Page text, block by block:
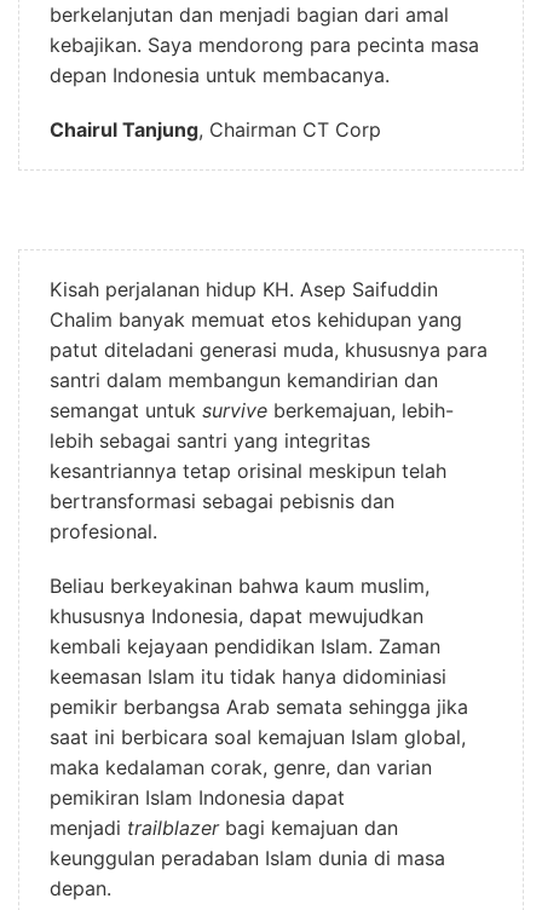
berkelanjutan dan menjadi bagian dari amal
kebajikan. Saya mendorong para pecinta masa
depan Indonesia untuk membacanya.
Chairul Tanjung, Chairman CT Corp
Kisah perjalanan hidup KH. Asep Saifuddin
Chalim banyak memuat etos kehidupan yang
patut diteladani generasi muda, khususnya para
santri dalam membangun kemandirian dan
semangat untuk survive berkemajuan, lebih-
lebih sebagai santri yang integritas
kesantriannya tetap orisinal meskipun telah
bertransformasi sebagai pebisnis dan
profesional.
Beliau berkeyakinan bahwa kaum muslim,
khususnya Indonesia, dapat mewujudkan
kembali kejayaan pendidikan Islam. Zaman
keemasan Islam itu tidak hanya didominiasi
pemikir berbangsa Arab semata sehingga jika
saat ini berbicara soal kemajuan Islam global,
maka kedalaman corak, genre, dan varian
pemikiran Islam Indonesia dapat
menjadi trailblazer bagi kemajuan dan
keunggulan peradaban Islam dunia di masa
depan.